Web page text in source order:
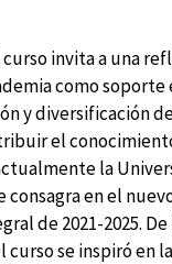
invita a una
como soporte
y diversificación
el
la
consagra en el
de 2021-2025.
curso se inspiró en